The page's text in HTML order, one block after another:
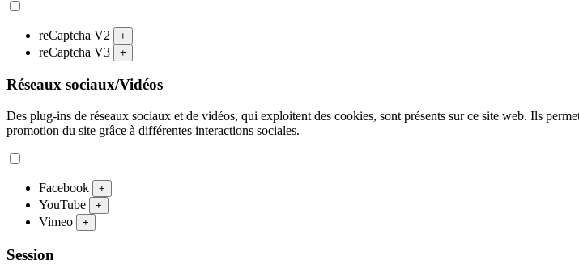
reCaptcha V2 +
reCaptcha V3 +
Réseaux sociaux/Vidéos
Des plug-ins de réseaux sociaux et de vidéos, qui exploitent des cookies, sont présents sur ce site web. Ils
promotion du site grâce à différentes interactions sociales.
Facebook +
YouTube +
Vimeo +
Session